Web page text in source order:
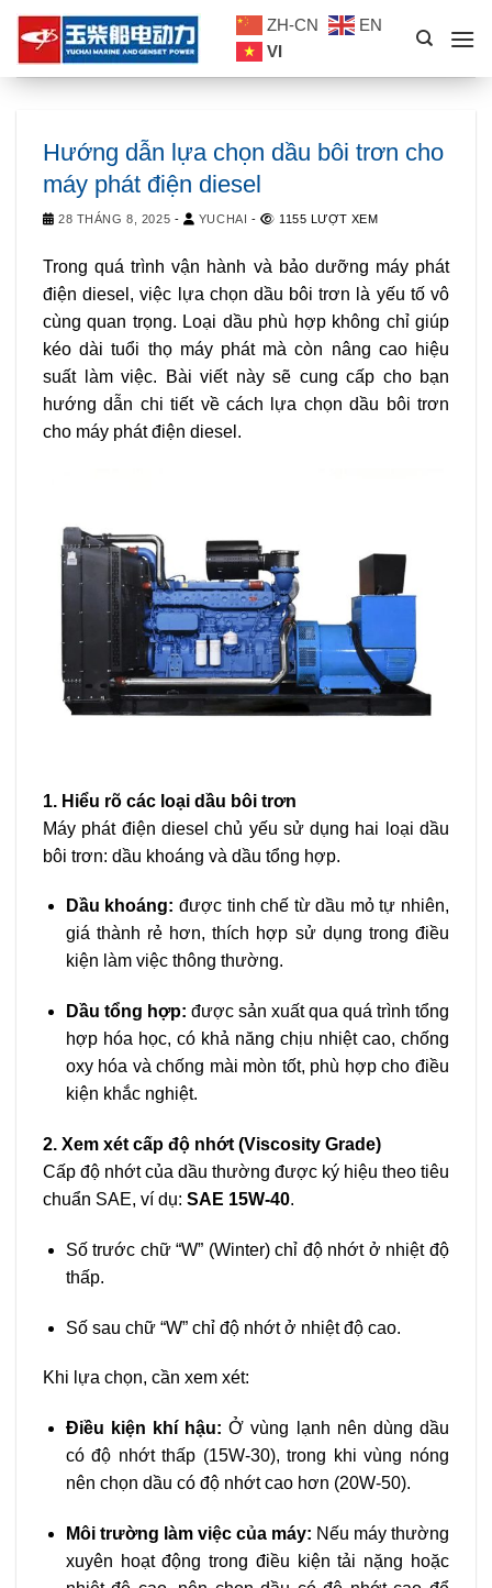
Skip
content
ZH-CN
EN
VI
Hướng dẫn lựa chọn dầu bôi trơn cho
máy phát điện diesel
28 THÁNG 8, 2025 - YUCHAI - 1155 LƯỢT XEM
Trong quá trình vận hành và bảo dưỡng máy phát
điện diesel, việc lựa chọn dầu bôi trơn là yếu tố vô
cùng quan trọng. Loại dầu phù hợp không chỉ giúp
kéo dài tuổi thọ máy phát mà còn nâng cao hiệu
suất làm việc. Bài viết này sẽ cung cấp cho bạn
hướng dẫn chi tiết về cách lựa chọn dầu bôi trơn
cho máy phát điện diesel.
1. Hiểu rõ các loại dầu bôi trơn
Máy phát điện diesel chủ yếu sử dụng hai loại dầu
bôi trơn: dầu khoáng và dầu tổng hợp.
Dầu khoáng: được tinh chế từ dầu mỏ tự nhiên,
giá thành rẻ hơn, thích hợp sử dụng trong điều
kiện làm việc thông thường.
Dầu tổng hợp: được sản xuất qua quá trình tổng
hợp hóa học, có khả năng chịu nhiệt cao, chống
oxy hóa và chống mài mòn tốt, phù hợp cho điều
kiện khắc nghiệt.
2. Xem xét cấp độ nhớt (Viscosity Grade)
Cấp độ nhớt của dầu thường được ký hiệu theo tiêu
chuẩn SAE, ví dụ: SAE 15W-40.
Số trước chữ “W” (Winter) chỉ độ nhớt ở nhiệt độ
thấp.
Số sau chữ “W” chỉ độ nhớt ở nhiệt độ cao.
Khi lựa chọn, cần xem xét:
Điều kiện khí hậu: Ở vùng lạnh nên dùng dầu
có độ nhớt thấp (15W-30), trong khi vùng nóng
nên chọn dầu có độ nhớt cao hơn (20W-50).
Môi trường làm việc của máy: Nếu máy thường
xuyên hoạt động trong điều kiện tải nặng hoặc